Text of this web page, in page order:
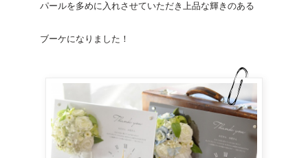
パールを多めに入れさせていただき上品な輝きのある
ブーケになりました！